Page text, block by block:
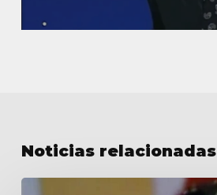
Noticias relacionadas
Gala